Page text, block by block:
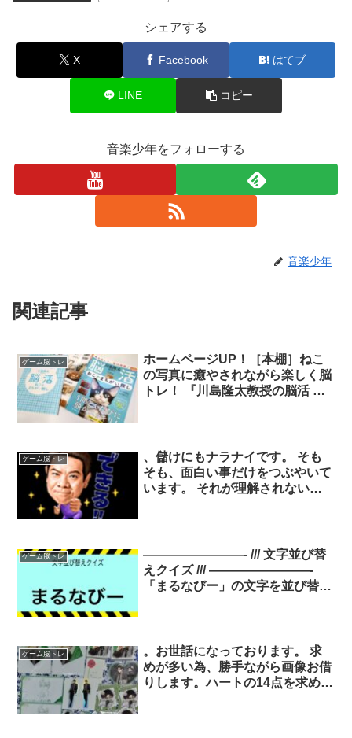
シェアする
X Facebook はてブ
LINE コピー
音楽少年をフォローする
音楽少年
関連記事
ゲーム脳トレ
ホームページUP！［本棚］ねこ
の写真に癒やされながら楽しく脳
トレ！ 『川島隆太教授の脳活 ね
ゲーム脳トレ
、儲けにもナラナイです。 そも
そも、面白い事だけをつぶやいて
います。 それが理解されないと
クは面白い事をやりたいだけなん
ですって！ それが理解して欲し
いだけなのに。
ゲーム脳トレ
————————- /// 文字並び替
えクイズ /// ————————-
「まるなびー」の文字を並び替え
ゲーム脳トレ
。お世話になっております。 求
めが多い為、勝手ながら画像お借
りします。ハートの14点を求めて